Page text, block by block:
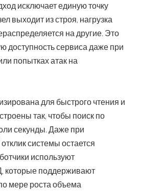
исключает единую точку
выходит из строя, нагрузка
на другие. Это
доступность сервиса даже при
попытках атак на
для быстрого чтения и
так, чтобы поиск по
секунды. Даже при
системы остается
используют
которые поддерживают
мере роста объема